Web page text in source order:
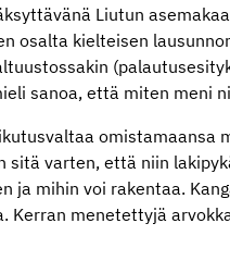
Liutun
osalta kielteisen
sanoa, että miten meni
omistamaansa
varten, että niin
ja mihin voi rakentaa.
Kerran menetettyjä